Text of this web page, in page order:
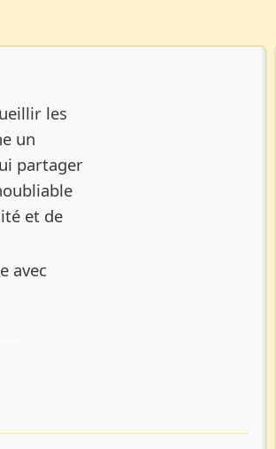
les
un
partager
et de
avec